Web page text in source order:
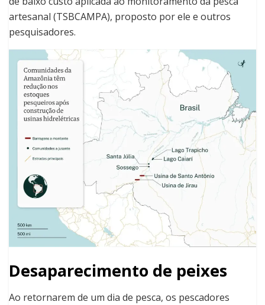
artesanal (TSBCAMPA), proposto por ele e outros
pesquisadores.
Desaparecimento de peixes
Ao retornarem de um dia de pesca, os pescadores